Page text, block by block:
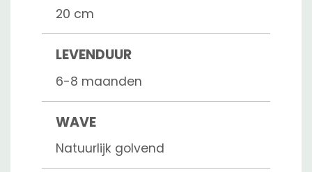
20 cm
LEVENDUUR
6-8 maanden
WAVE
Natuurlijk golvend